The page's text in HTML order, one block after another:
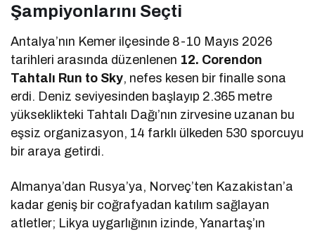
Şampiyonlarını Seçti
Antalya’nın Kemer ilçesinde 8-10 Mayıs 2026
tarihleri arasında düzenlenen 12. Corendon
Tahtalı Run to Sky, nefes kesen bir finalle sona
erdi. Deniz seviyesinden başlayıp 2.365 metre
yükseklikteki Tahtalı Dağı’nın zirvesine uzanan bu
eşsiz organizasyon, 14 farklı ülkeden 530 sporcuyu
bir araya getirdi.
Almanya’dan Rusya’ya, Norveç’ten Kazakistan’a
kadar geniş bir coğrafyadan katılım sağlayan
atletler; Likya uygarlığının izinde, Yanartaş’ın